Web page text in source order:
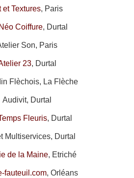
et Textures, Paris
Coiffure, Durtal
Son, Paris
23, Durtal
Flèchois, La Flèche
Audivit, Durtal
Fleuris, Durtal
Multiservices, Durtal
de la Maine, Etriché
fauteuil.com, Orléans